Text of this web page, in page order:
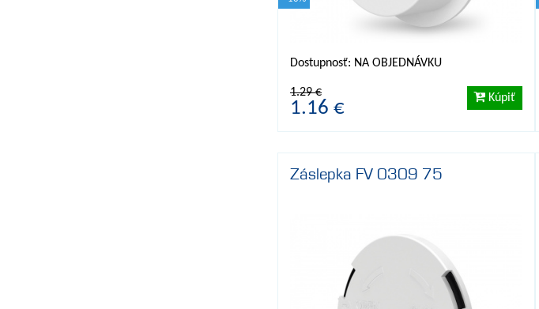
Dostupnosť: NA OBJEDNÁVKU
1.29 €
1.16 € Kúpiť
Záslepka FV 0309 75